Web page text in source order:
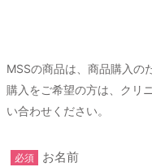
MSSの商品は、商品購入の
購入をご希望の方は、クリ
い合わせください。
必須 お名前